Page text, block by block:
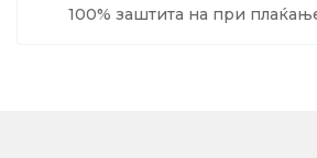
100% заштита на при